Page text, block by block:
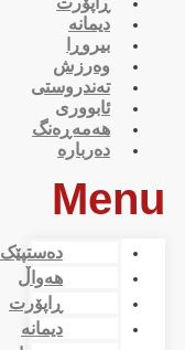
دیمانە
بیروڕا
وەرزش
تەندروستی
ئابووری
هەمەڕەنگ
دەربارە
Menu
دەستپێک
هەواڵ
ڕاپۆرت
دیمانە